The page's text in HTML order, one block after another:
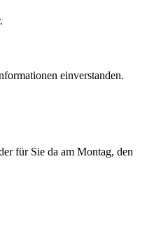
.
einverstanden.
für Sie da am Montag, den